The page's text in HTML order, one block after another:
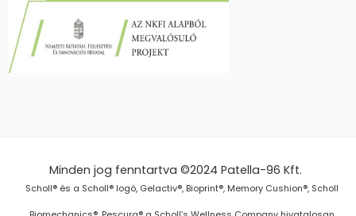
Minden jog fenntartva ©2024Patella-96 Kft.
Scholl® és a Scholl® logó, Gelactiv®, Bioprint®, Memory Cushion®, Scholl